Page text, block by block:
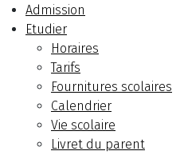
Admission
Etudier
Horaires
Tarifs
Fournitures scolaires
Calendrier
Vie scolaire
Livret du parent